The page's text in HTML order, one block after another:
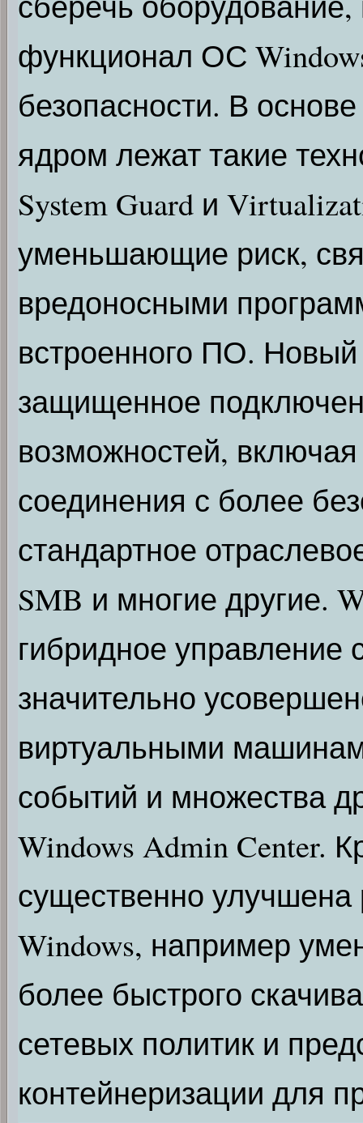
функционал ОС
безопасности. В
ядром лежат такие
System Guard и
уменьшающие риск,
вредоносными
встроенного ПО.
защищенное
возможностей,
соединения с более
стандартное
SMB и многие другие.
гибридное управление
значительно
виртуальными
событий и множества
Windows Admin Center.
существенно улучшена
Windows, например
более быстрого
сетевых политик и
контейнеризации для